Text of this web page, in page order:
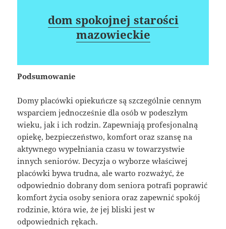
dom spokojnej starości
mazowieckie
Podsumowanie
Domy placówki opiekuńcze są szczególnie cennym
wsparciem jednocześnie dla osób w podeszłym
wieku, jak i ich rodzin. Zapewniają profesjonalną
opiekę, bezpieczeństwo, komfort oraz szansę na
aktywnego wypełniania czasu w towarzystwie
innych seniorów. Decyzja o wyborze właściwej
placówki bywa trudna, ale warto rozważyć, że
odpowiednio dobrany dom seniora potrafi poprawić
komfort życia osoby seniora oraz zapewnić spokój
rodzinie, która wie, że jej bliski jest w
odpowiednich rękach.